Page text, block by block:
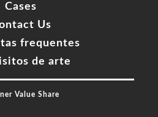
Cases
Us
frequentes
de arte
Value Share